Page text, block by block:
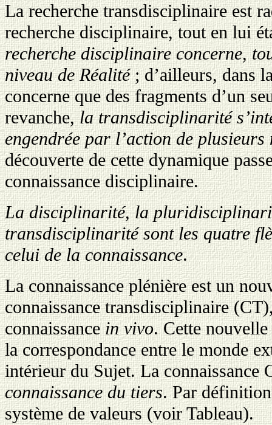
La recherche transdisciplinaire est
recherche disciplinaire, tout en lui
recherche disciplinaire concerne,
niveau de Réalité;d’ailleurs, dans
concerne que des fragments d’un
revanche,la transdisciplinarité
engendrée par l’action de
découverte de cette dynamique
connaissance disciplinaire.
La disciplinarité, la
transdisciplinarité sont les quatre
celui de la connaissance.
La connaissance plénière est un
connaissance transdisciplinaire
connaissancein vivo. Cette nouvelle
la correspondance entre le monde
intérieur du Sujet. La connaissance
connaissance du tiers. Par
système de valeurs (voir Tableau).